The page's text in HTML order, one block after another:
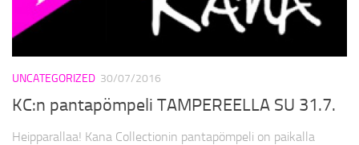
UNCATEGORIZED 30/07/2016
KC:n pantapömpeli TAMPEREELLA SU 31.7.
Heipparallaa! Kana Collectionin pantapömpeli on paikalla